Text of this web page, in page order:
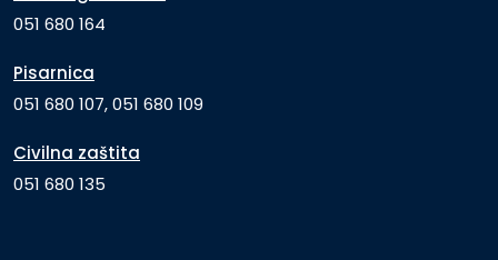
051 680 164
Pisarnica
051 680 107, 051 680 109
Civilna zaštita
051 680 135